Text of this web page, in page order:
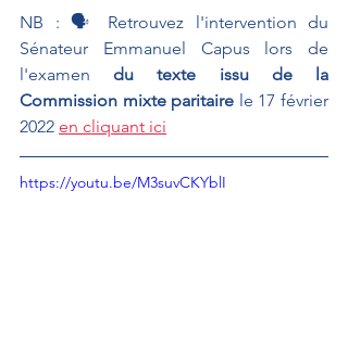
NB : 🗣 Retrouvez l'intervention du
Sénateur Emmanuel Capus lors de
l'examen du texte issu de la
Commission mixte paritaire le 17 février
2022 en cliquant ici
https://youtu.be/M3suvCKYblI